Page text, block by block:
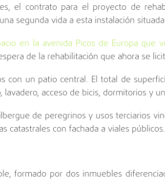
el contrato para el proyecto de
segunda vida a esta instalación
en la avenida Picos de Europa que
de la rehabilitación que ahora se
con un patio central. El total de
acceso de bicis, dormitorios y
de peregrinos y usos terciarios
catastrales con fachada a viales públicos.
formado por dos inmuebles